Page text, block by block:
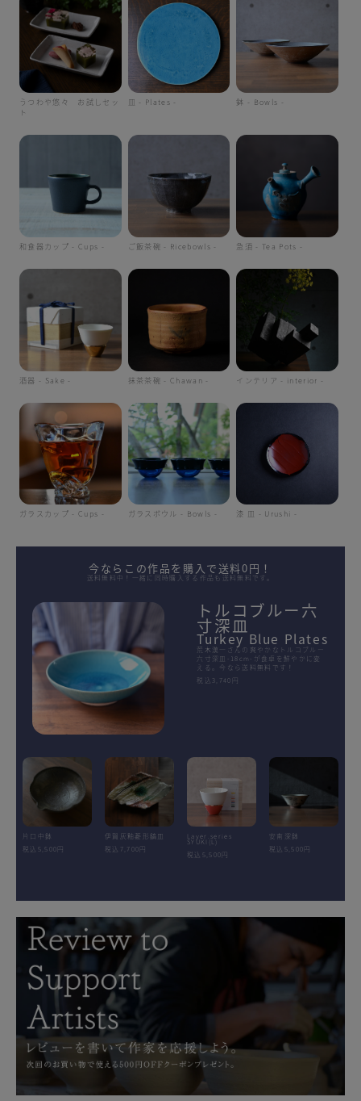
うつわや悠々 お試しセッ
ト
皿 - Plates - 鉢 - Bowls -
和食器カップ - Cups - ご飯茶碗 - Ricebowls - 急須 - Tea Pots -
酒器 - Sake - 抹茶茶碗 - Chawan - インテリア - interior -
ガラスカップ - Cups - ガラスボウル - Bowls - 漆 皿 - Urushi -
今ならこの作品を購入で送料0円！
送料無料中！一緒に同時購入する作品も送料無料です。
トルコブルー六
寸深皿
Turkey Blue Plates
荒木漢一さんの爽やかなトルコブルー
六寸深皿-18cm-が食卓を鮮やかに変
える。今なら送料無料です！
税込3,740円
片口中鉢
税込5,500円
伊賀灰釉菱形鎬皿
税込7,700円
Layer.series
SYUKI(L)
税込5,500円
安南深鉢
税込5,500円